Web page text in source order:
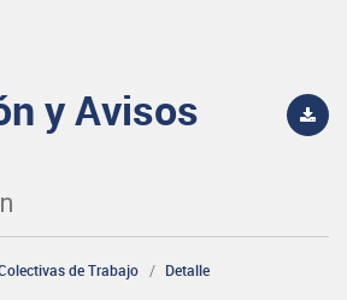
y Avisos
de Trabajo Detalle